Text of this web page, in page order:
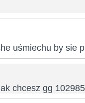
uśmiechu by sie
chcesz gg